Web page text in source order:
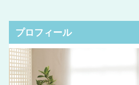
プロフィール